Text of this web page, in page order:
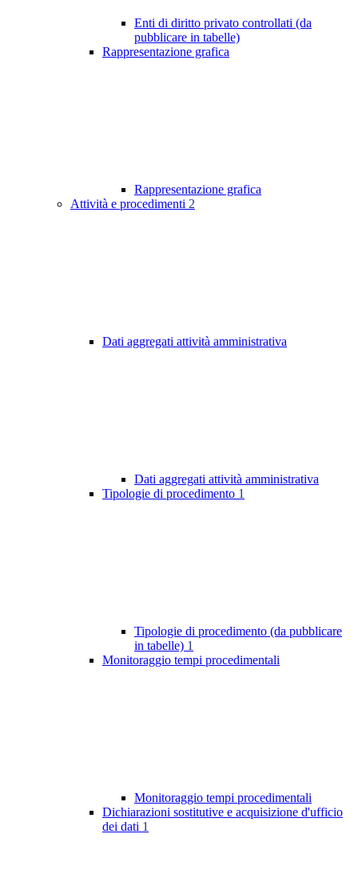
Enti di diritto privato controllati (da
pubblicare in tabelle)
Rappresentazione grafica
Rappresentazione grafica
Attività e procedimenti 2
Dati aggregati attività amministrativa
Dati aggregati attività amministrativa
Tipologie di procedimento 1
Tipologie di procedimento (da pubblicare
in tabelle) 1
Monitoraggio tempi procedimentali
Monitoraggio tempi procedimentali
Dichiarazioni sostitutive e acquisizione d'ufficio
dei dati 1